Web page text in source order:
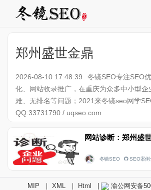
郑州盛世金鼎
2026-08-10 17:48:39
冬镜SEO专注SEO
化、网站收录推广，在重庆为众多中小型企
难、无排名等问题；2021来冬镜seo网学
QQ:33731790 / uqseo.com
冬镜SEO SEO案例
MIP ｜ XML ｜ Html
渝公网安备